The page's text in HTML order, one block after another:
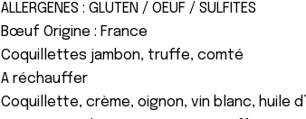
ALLERGENES : GLUTEN / OEUF / SULFITES
Bœuf Origine : France
Coquillettes jambon, truffe, comté
A réchauffer
Coquillette, crème, oignon, vin blanc, huile